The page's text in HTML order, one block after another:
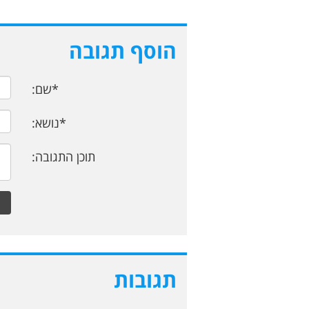
הוסף תגובה
*שם:
*נושא:
תוכן התגובה:
תגובות